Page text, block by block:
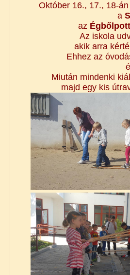
Október 16., 17., 18-
a
az
Az iskola
akik arra
Ehhez az
Miután mindenki
majd egy kis